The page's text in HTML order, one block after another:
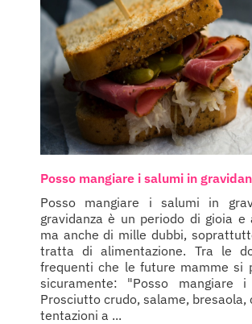
Posso mangiare i salumi in
Posso mangiare i salumi in
gravidanza è un periodo di gioia e
ma anche di mille dubbi,
tratta di alimentazione. Tra le
frequenti che le future mamme si
sicuramente: "Posso mangiare
Prosciutto crudo, salame, bresaola,
tentazioni a ...